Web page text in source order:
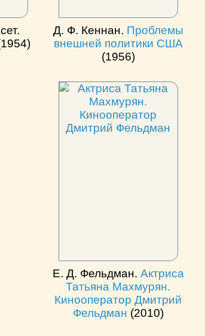
Д. Ф. Кеннан. Проблемы
внешней политики США
(1956)
Е. Д. Фельдман. Актриса
Татьяна Махмурян.
Кинооператор Дмитрий
Фельдман (2010)